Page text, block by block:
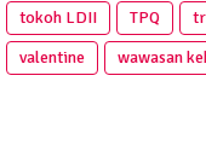
tokoh LDII
TPQ
valentine
wawasan